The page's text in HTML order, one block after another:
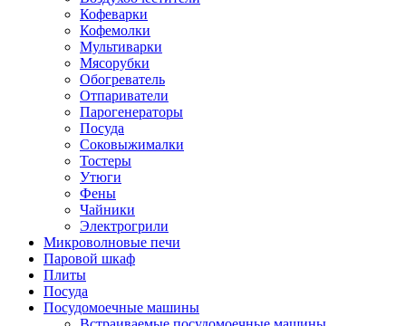
Кофеварки
Кофемолки
Мультиварки
Мясорубки
Обогреватель
Отпариватели
Парогенераторы
Посуда
Соковыжималки
Тостеры
Утюги
Фены
Чайники
Электрогрили
Микроволновые печи
Паровой шкаф
Плиты
Посуда
Посудомоечные машины